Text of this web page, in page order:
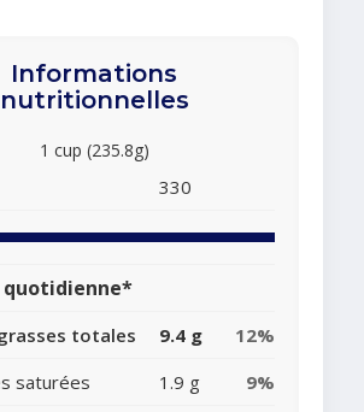
Informations
nutritionnelles
1 cup (235.8g)
330
quotidienne*
totales 9.4 g
12%
saturées
1.9 g
9%